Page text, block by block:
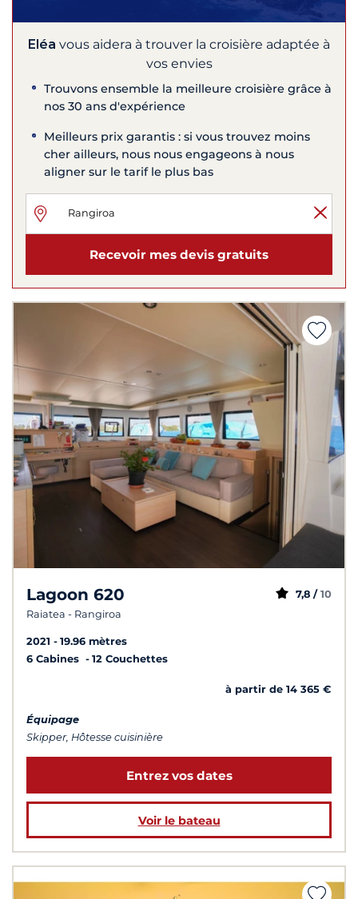
Eléa vous aidera à trouver la croisière adaptée à
vos envies
Trouvons ensemble la meilleure croisière grâce à
nos 30 ans d'expérience
Meilleurs prix garantis : si vous trouvez moins
cher ailleurs, nous nous engageons à nous
aligner sur le tarif le plus bas
Recevoir mes devis gratuits
Lagoon 620
Raiatea - Rangiroa
7,8 / 10
2021
19.96 mètres
6 Cabines
12 Couchettes
à partir de 14 365 €
Équipage
Skipper, Hôtesse cuisinière
Entrez vos dates
Voir le bateau